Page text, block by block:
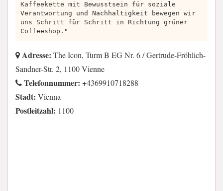
Kaffeekette mit Bewusstsein für soziale
Verantwortung und Nachhaltigkeit bewegen wir
uns Schritt für Schritt in Richtung grüner
Coffeeshop."
Adresse: The Icon, Turm B EG Nr. 6 / Gertrude-Fröhlich-
Sandner-Str. 2, 1100 Vienne
Telefonnummer: +4369910718288
Stadt: Vienna
Postleitzahl: 1100